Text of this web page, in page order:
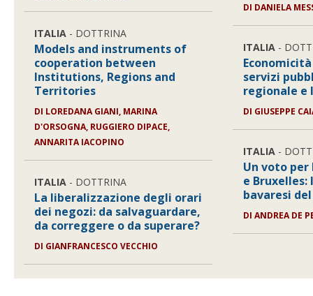
ITALIA - DOTTRINA
Models and instruments of
cooperation between
Institutions, Regions and
Territories
DI LOREDANA GIANI, MARINA
D'ORSOGNA, RUGGIERO DIPACE,
ANNARITA IACOPINO
ITALIA - DOTTRINA
La liberalizzazione degli orari
dei negozi: da salvaguardare,
da correggere o da superare?
DI GIANFRANCESCO VECCHIO
DI DANIELA
ITALIA -
servizi
regionale e
DI GIUSEPPE
ITALIA -
Un voto per
e
bavaresi del
DIANDREA DE